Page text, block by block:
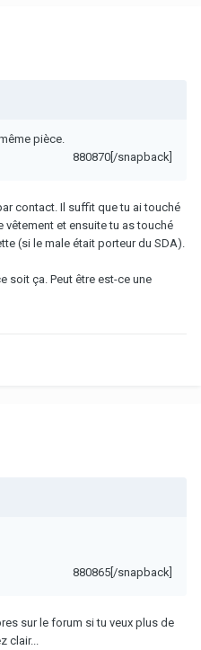
pièce.
880870[/snapback]
contact. Il suffit que tu ai touché
vêtement et ensuite tu as touché
(si le male était porteur du SDA).
soit ça. Peut être est-ce une
880865[/snapback]
sur le forum si tu veux plus de